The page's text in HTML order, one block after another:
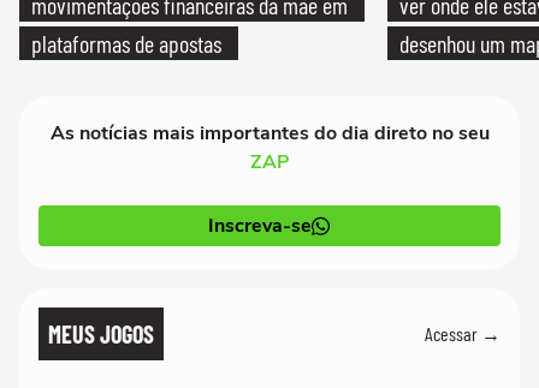
plataformas de apostas
desenhou um
As notícias mais importantes do dia direto no seu
ZAP
Inscreva-se
MEUS JOGOS Acessar →